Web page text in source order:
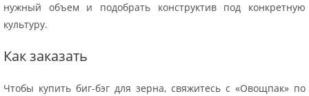
нужный объем и подобрать конструктив под конкретную
культуру.
Как заказать
Чтобы купить биг-бэг для зерна, свяжитесь с «Овощпак» по